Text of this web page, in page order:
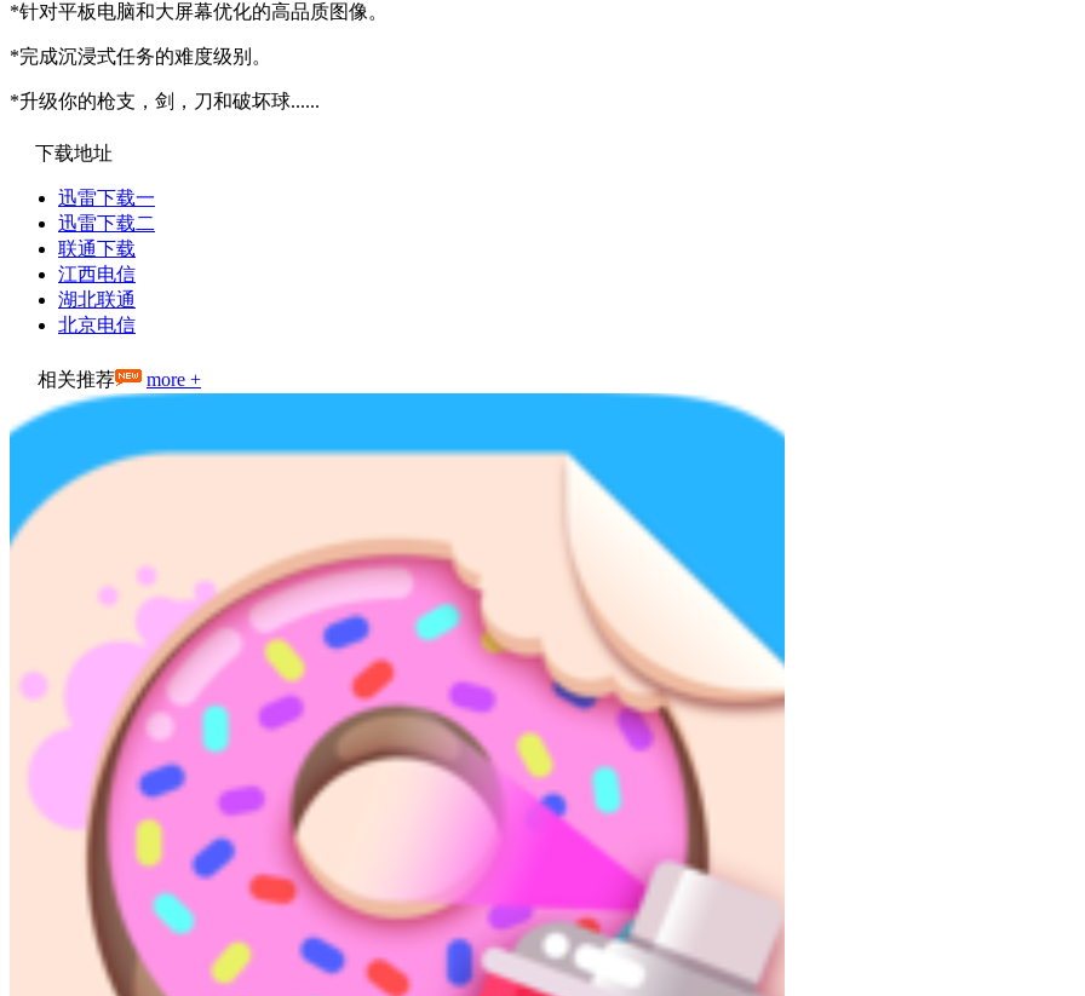
*针对平板电脑和大屏幕优化的高品质图像。
*完成沉浸式任务的难度级别。
*升级你的枪支，剑，刀和破坏球......
下载地址
迅雷下载一
迅雷下载二
联通下载
江西电信
湖北联通
北京电信
相关推荐 more +